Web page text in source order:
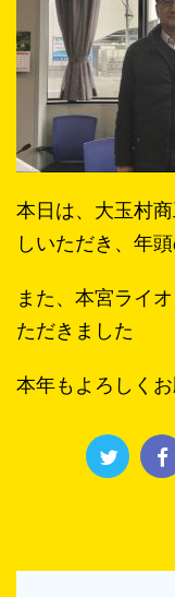
本日は、大玉村
しいただき、年
また、本宮ライ
ただきました
本年もよろしく